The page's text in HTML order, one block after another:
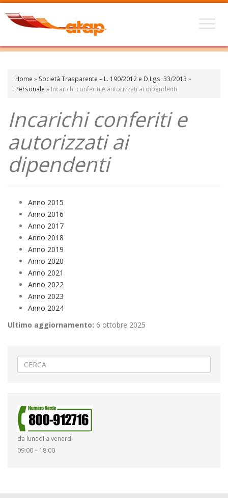
Home » Società Trasparente – L. 190/2012 e D.Lgs. 33/2013 »
Personale » Incarichi conferiti e autorizzati ai dipendenti
Incarichi conferiti e
autorizzati ai
dipendenti
Anno 2015
Anno 2016
Anno 2017
Anno 2018
Anno 2019
Anno 2020
Anno 2021
Anno 2022
Anno 2023
Anno 2024
Ultimo aggiornamento: 6 ottobre 2025
da lunedì a venerdì
09:00 – 18:00